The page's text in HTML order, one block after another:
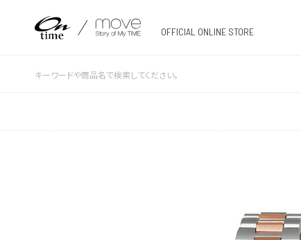
OFFICIAL ONLINE STORE